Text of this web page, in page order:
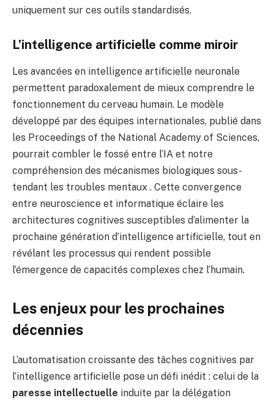
uniquement sur ces outils standardisés.
L’intelligence artificielle comme miroir
Les avancées en intelligence artificielle neuronale
permettent paradoxalement de mieux comprendre le
fonctionnement du cerveau humain. Le modèle
développé par des équipes internationales, publié dans
les Proceedings of the National Academy of Sciences,
pourrait combler le fossé entre l’IA et notre
compréhension des mécanismes biologiques sous-
tendant les troubles mentaux . Cette convergence
entre neuroscience et informatique éclaire les
architectures cognitives susceptibles d’alimenter la
prochaine génération d’intelligence artificielle, tout en
révélant les processus qui rendent possible
l’émergence de capacités complexes chez l’humain.
Les enjeux pour les prochaines
décennies
L’automatisation croissante des tâches cognitives par
l’intelligence artificielle pose un défi inédit : celui de la
paresse intellectuelle induite par la délégation